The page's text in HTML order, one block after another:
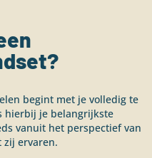
begint met je volledig te
hierbij je belangrijkste
vanuit het perspectief van
zij ervaren.